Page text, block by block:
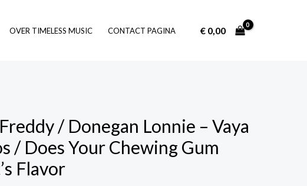
OVER TIMELESS MUSIC CONTACT PAGINA €0,00
/ Donegan Lonnie – Vaya
/ Does Your Chewing Gum
Flavor